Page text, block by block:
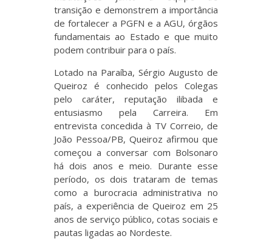
transição e demonstrem a importância
de fortalecer a PGFN e a AGU, órgãos
fundamentais ao Estado e que muito
podem contribuir para o país.
Lotado na Paraíba, Sérgio Augusto de
Queiroz é conhecido pelos Colegas
pelo caráter, reputação ilibada e
entusiasmo pela Carreira. Em
entrevista concedida à TV Correio, de
João Pessoa/PB, Queiroz afirmou que
começou a conversar com Bolsonaro
há dois anos e meio. Durante esse
período, os dois trataram de temas
como a burocracia administrativa no
país, a experiência de Queiroz em 25
anos de serviço público, cotas sociais e
pautas ligadas ao Nordeste.